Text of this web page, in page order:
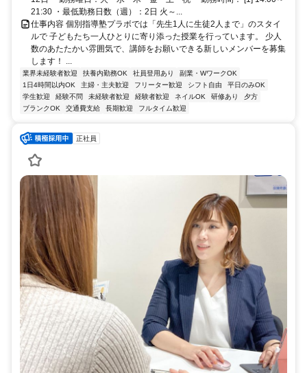
21:30 ・最低勤務日数（週）：2日 火～...
仕事内容 個別指導塾プラボでは「先生1人に生徒2人まで」のスタイ
ルで 子どもたち一人ひとりに寄り添った授業を行っています。 少人
数のあたたかい雰囲気で、講師をお願いできる新しいメンバーを募集
します！ ...
業界未経験者歓迎 扶養内勤務OK 社員登用あり
副業・WワークOK
1日4時間以内OK
主婦・主夫歓迎 フリーター歓迎 シフト自由
平日のみOK
学生歓迎
経験不問 未経験者歓迎 経験者歓迎 ネイルOK 研修あり
夕方
ブランクOK
交通費支給 長期歓迎 フルタイム歓迎
正社員